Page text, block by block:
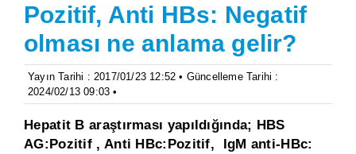
Pozitif, Anti HBs: Negatif
olması ne anlama gelir?
Yayın Tarihi : 2017/01/23 12:52 • Güncelleme Tarihi :
2024/02/13 09:03 •
Hepatit B araştırması yapıldığında; HBS
AG:Pozitif , Anti HBc:Pozitif, IgM anti-HBc: